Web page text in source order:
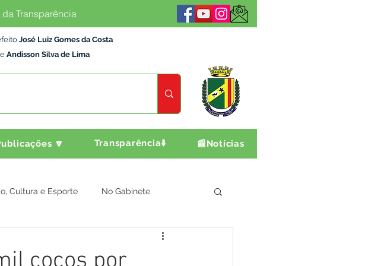
da Transparência
José Luiz Gomes da Costa
Andisson Silva de Lima
🔽 Transparência⬇️ 📰Notícias
Cultura e Esporte No Gabinete
Agricultura e Produção